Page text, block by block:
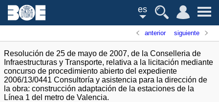
es
anterior siguiente
Resolución de 25 de mayo de 2007, de la Conselleria de
Infraestructuras y Transporte, relativa a la licitación mediante
concurso de procedimiento abierto del expediente
2006/13/0441 Consultoría y asistencia para la dirección de
la obra: construcción adaptación de la estaciones de la
Línea 1 del metro de Valencia.